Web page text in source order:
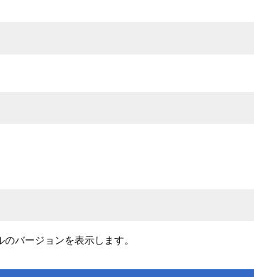
バージョンを表示します。